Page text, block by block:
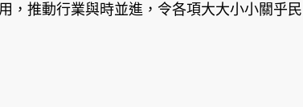
，推動行業與時並進，令各項大大小小關乎民